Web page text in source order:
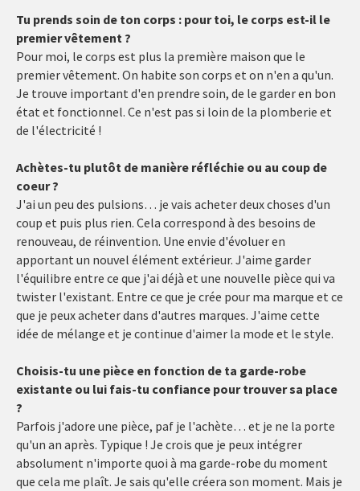
Tu prends soin de ton corps : pour toi, le corps est-il le
premier vêtement ?
Pour moi, le corps est plus la première maison que le
premier vêtement. On habite son corps et on n'en a qu'un.
Je trouve important d'en prendre soin, de le garder en bon
état et fonctionnel. Ce n'est pas si loin de la plomberie et
de l'électricité !
Achètes-tu plutôt de manière réfléchie ou au coup de
coeur ?
J'ai un peu des pulsions… je vais acheter deux choses d'un
coup et puis plus rien. Cela correspond à des besoins de
renouveau, de réinvention. Une envie d'évoluer en
apportant un nouvel élément extérieur. J'aime garder
l'équilibre entre ce que j'ai déjà et une nouvelle pièce qui va
twister l'existant. Entre ce que je crée pour ma marque et ce
que je peux acheter dans d'autres marques. J'aime cette
idée de mélange et je continue d'aimer la mode et le style.
Choisis-tu une pièce en fonction de ta garde-robe
existante ou lui fais-tu confiance pour trouver sa place
?
Parfois j'adore une pièce, paf je l'achète… et je ne la porte
qu'un an après. Typique ! Je crois que je peux intégrer
absolument n'importe quoi à ma garde-robe du moment
que cela me plaît. Je sais qu'elle créera son moment. Mais je